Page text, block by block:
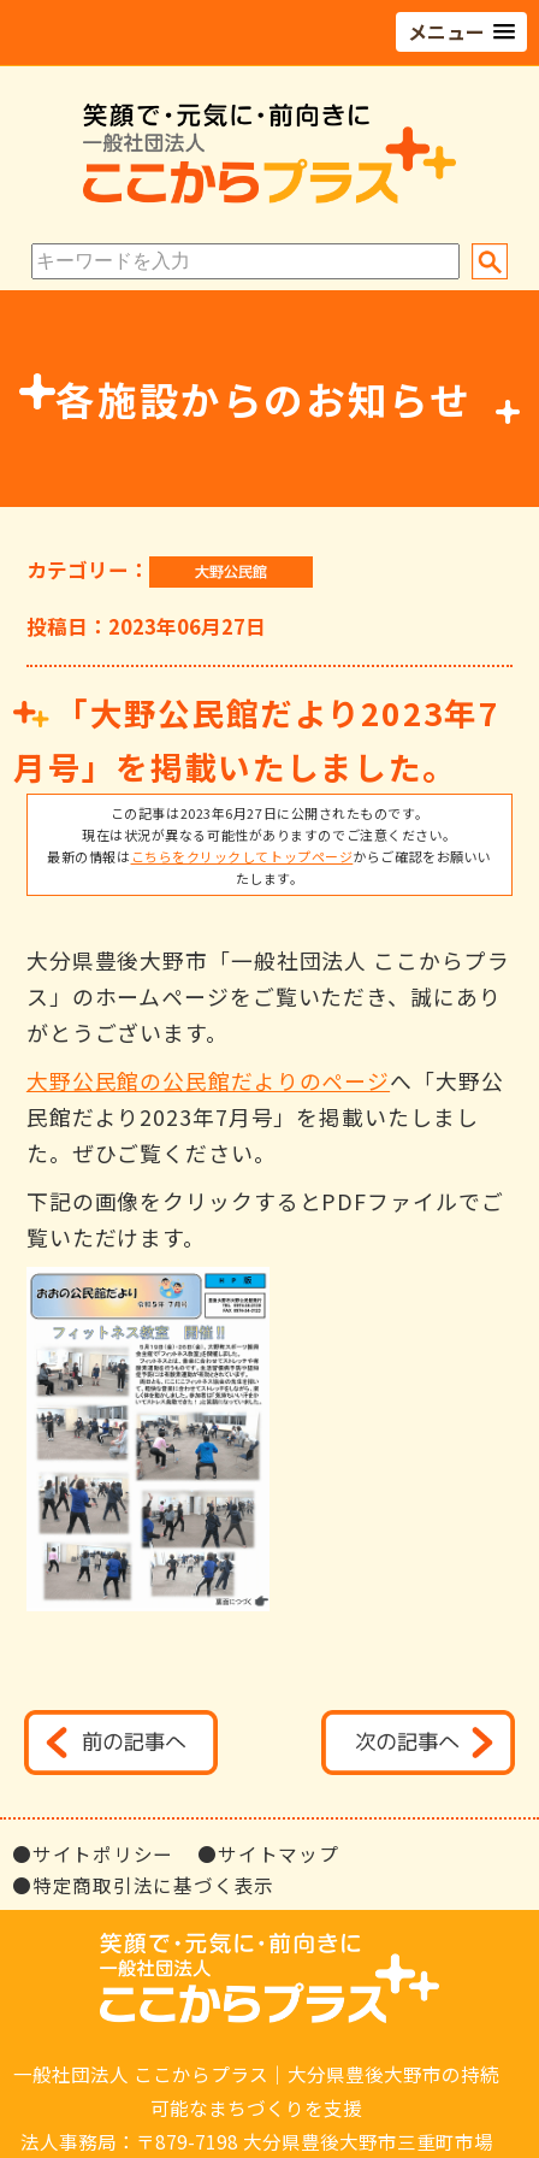
メニュー
各施設からのお知らせ
カテゴリー：
投稿日：2023年06月27日
「大野公民館だより2023年7
月号」を掲載いたしました。
この記事は2023年6月27日に公開されたものです。
現在は状況が異なる可能性がありますのでご注意ください。
最新の情報は こちらをクリックしてトップページからご確認をお願いい
たします。
大分県豊後大野市「一般社団法人 ここからプラ
ス」のホームページをご覧いただき、誠にあり
がとうございます。
大野公民館の公民館だよりのページへ「大野公
民館だより2023年7月号」を掲載いたしまし
た。ぜひご覧ください。
下記の画像をクリックするとPDFファイルでご
覧いただけます。
●サイトポリシー
●サイトマップ
●特定商取引法に基づく表示
一般社団法人 ここからプラス｜大分県豊後大野市の持続
可能なまちづくりを支援
法人事務局：〒879-7198 大分県豊後大野市三重町市場